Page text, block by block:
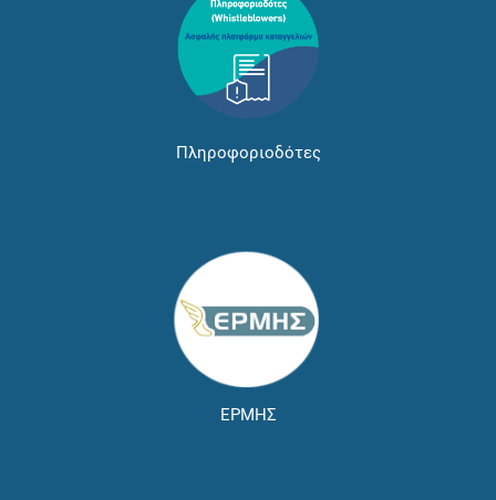
Πληροφοριοδότες
ΕΡΜΗΣ